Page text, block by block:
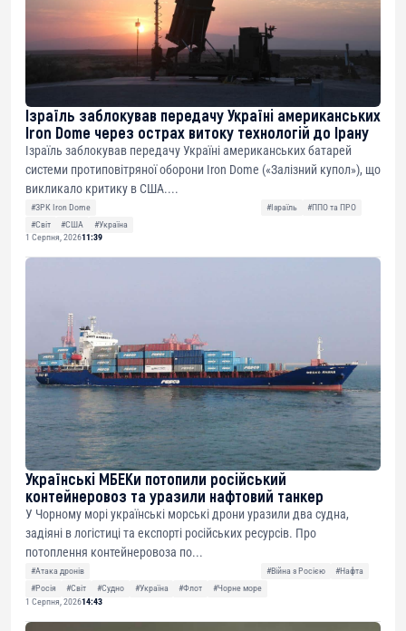
Ізраїль заблокував передачу Україні американських
Iron Dome через острах витоку технологій до Ірану
Ізраїль заблокував передачу Україні американських батарей
системи протиповітряної оборони Iron Dome («Залізний купол»), що
викликало критику в США....
#ЗРК Iron Dome #Ізраїль
#ППО та ПРО
#Світ
#США
#Україна
1 Серпня, 202611:39
Українські МБЕКи потопили російський
контейнеровоз та уразили нафтовий танкер
У Чорному морі українські морські дрони уразили два судна,
задіяні в логістиці та експорті російських ресурсів. Про
потоплення контейнеровоза по...
#Атака дронів #Війна з Росією
#Нафта
#Росія
#Світ #Судно #Україна #Флот
#Чорне море
1 Серпня, 202614:43